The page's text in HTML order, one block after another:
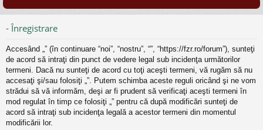
- Înregistrare
Accesând „” (în continuare “noi”, “nostru”, “”, “https://fzr.ro/forum”), sunteţi
de acord să intraţi din punct de vedere legal sub incidenţa următorilor
termeni. Dacă nu sunteţi de acord cu toţi aceşti termeni, vă rugăm să nu
accesaţi şi/sau folosiţi „”. Putem schimba aceste reguli oricând şi ne vom
strădui să vă informăm, deşi ar fi prudent să verificaţi aceşti termeni în
mod regulat în timp ce folosiţi „” pentru că după modificări sunteţi de
acord să intraţi sub incidenţa legală a acestor termeni din momentul
modificării lor.